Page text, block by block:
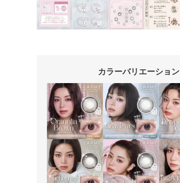
カラーバリエーション